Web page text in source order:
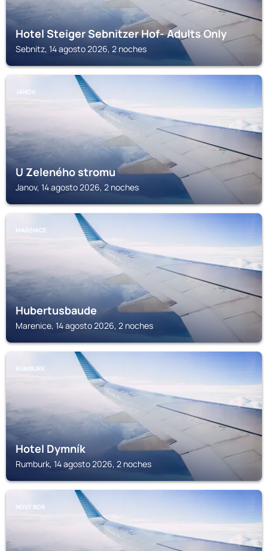
Hotel Steiger Sebnitzer Hof- Adults Only
Sebnitz, 14 agosto 2026, 2 noches
JANOV
U Zeleného stromu
Janov, 14 agosto 2026, 2 noches
MARENICE
Hubertusbaude
Marenice, 14 agosto 2026, 2 noches
RUMBURK
Hotel Dymník
Rumburk, 14 agosto 2026, 2 noches
NOVÝ BOR